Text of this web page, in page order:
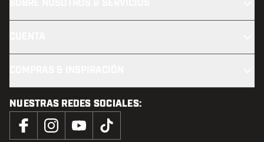
NUESTRAS REDES SOCIALES: